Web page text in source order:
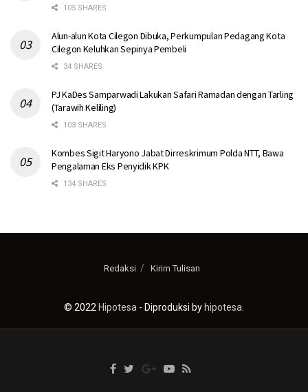
105 SHARES
Alun-alun Kota Cilegon Dibuka, Perkumpulan Pedagang Kota
Cilegon Keluhkan Sepinya Pembeli
34 SHARES
PJ KaDes Samparwadi Lakukan Safari Ramadan dengan Tarling
(Tarawih Keliling)
103 SHARES
Kombes Sigit Haryono Jabat Dirreskrimum Polda NTT, Bawa
Pengalaman Eks Penyidik KPK
134 SHARES
Redaksi Kirim Tulisan
© 2022 Hipotesa - Diproduksi by hipotesa.